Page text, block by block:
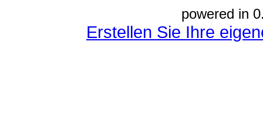
powered in
Erstellen Sie Ihre